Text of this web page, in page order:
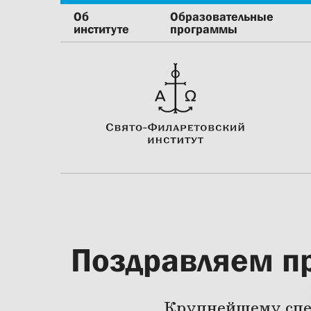
Об
институте
Образовательные
программы
Поздравляем